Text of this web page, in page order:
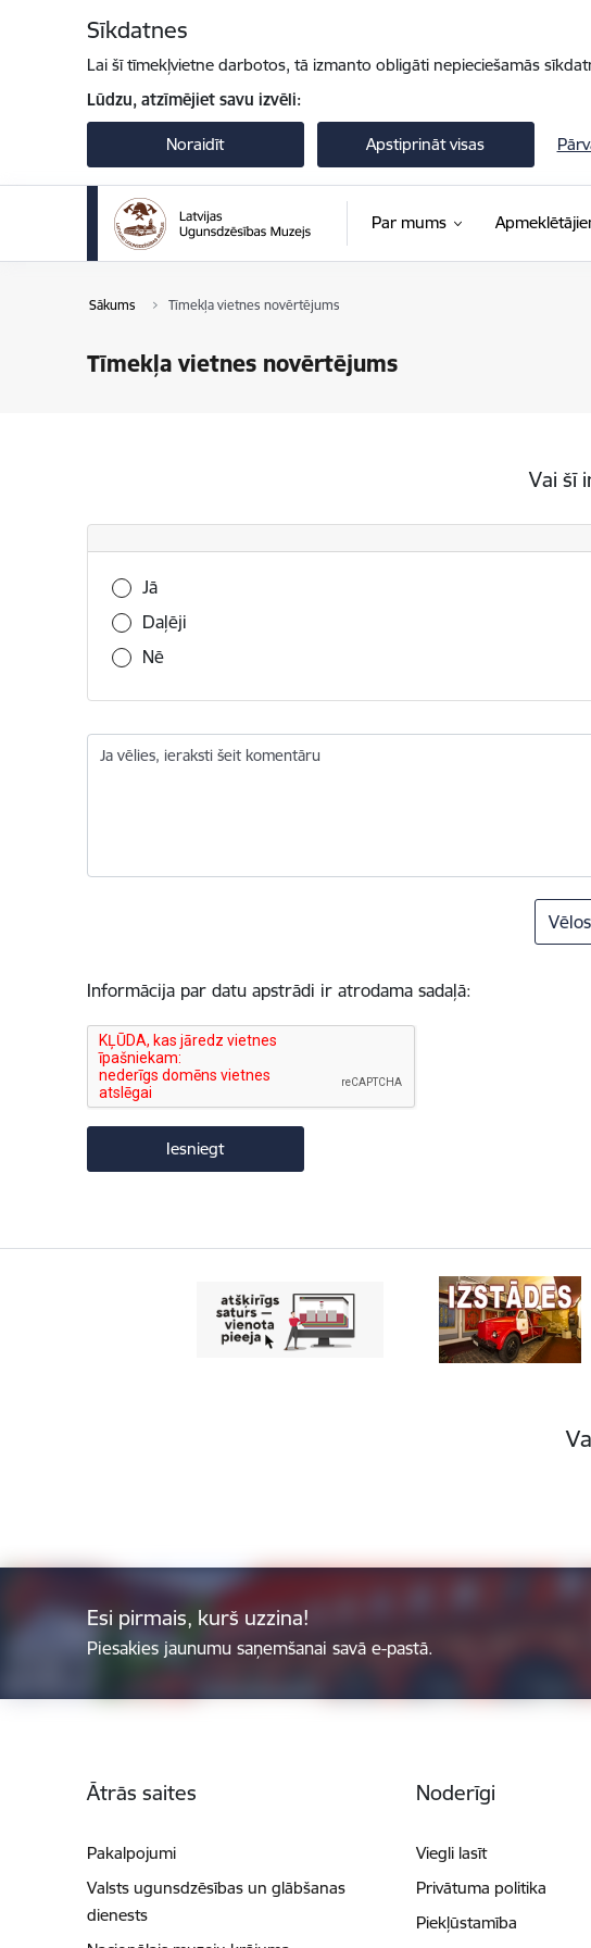
Sīkdatnes
Lai šī tīmekļvietne darbotos, tā izmanto obligāti nepieciešamās
Lūdzu, atzīmējiet savu izvēli:
Noraidīt Apstiprināt visas
Par mums
Sākums Tīmekļa vietnes novērtējums
Tīmekļa vietnes novērtējums
Vai šī
Vai šī informācija bija noderīga?
Jā
Daļēji
Nē
Ja vēlies, ieraksti šeit komentāru
Informācija par datu apstrādi ir atrodama sadaļā:
Esi pirmais, kurš uzzina!
Piesakies jaunumu saņemšanai savā e-pastā.
Ātrās saites
Pakalpojumi
Valsts ugunsdzēsības un glābšanas
dienests
Noderīgi
Viegli lasīt
Privātuma politika
Piekļūstamība